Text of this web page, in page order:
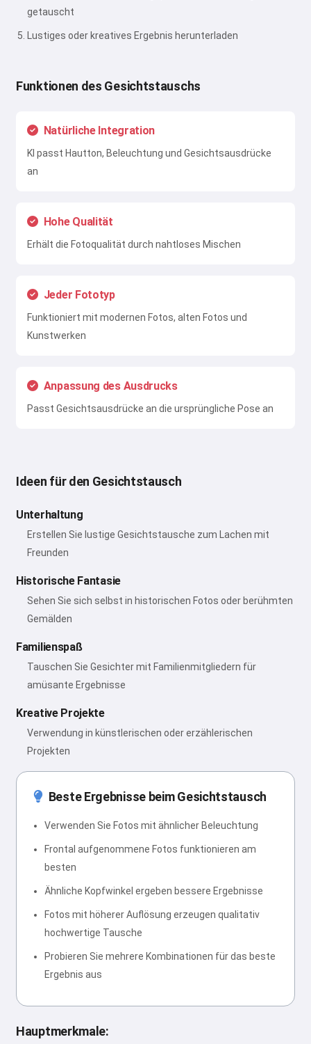
getauscht
Lustiges oder kreatives Ergebnis herunterladen
Funktionen des Gesichtstauschs
Natürliche Integration
KI passt Hautton, Beleuchtung und Gesichtsausdrücke
an
Hohe Qualität
Erhält die Fotoqualität durch nahtloses Mischen
Jeder Fototyp
Funktioniert mit modernen Fotos, alten Fotos und
Kunstwerken
Anpassung des Ausdrucks
Passt Gesichtsausdrücke an die ursprüngliche Pose an
Ideen für den Gesichtstausch
Unterhaltung
Erstellen Sie lustige Gesichtstausche zum Lachen mit
Freunden
Historische Fantasie
Sehen Sie sich selbst in historischen Fotos oder berühmten
Gemälden
Familienspaß
Tauschen Sie Gesichter mit Familienmitgliedern für
amüsante Ergebnisse
Kreative Projekte
Verwendung in künstlerischen oder erzählerischen
Projekten
Beste Ergebnisse beim Gesichtstausch
Verwenden Sie Fotos mit ähnlicher Beleuchtung
Frontal aufgenommene Fotos funktionieren am
besten
Ähnliche Kopfwinkel ergeben bessere Ergebnisse
Fotos mit höherer Auflösung erzeugen qualitativ
hochwertige Tausche
Probieren Sie mehrere Kombinationen für das beste
Ergebnis aus
Hauptmerkmale: